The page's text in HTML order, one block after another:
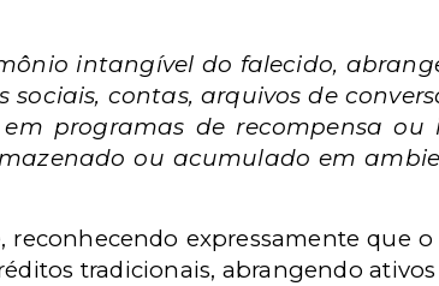
intangível do falecido,
contas, arquivos de
programas de recompensa ou
ou acumulado em
expressamente que
tradicionais, abrangendo